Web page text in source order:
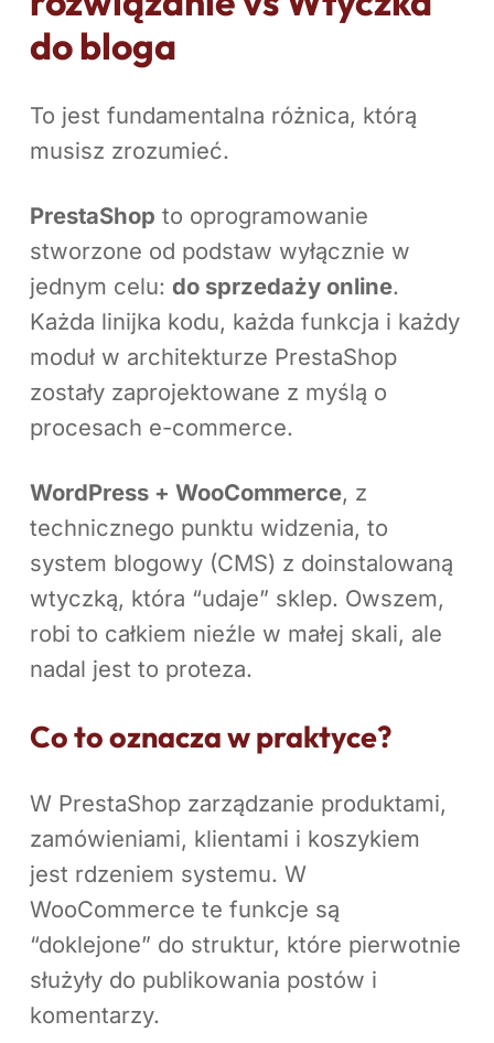
do bloga
To jest fundamentalna różnica, którą
musisz zrozumieć.
PrestaShop to oprogramowanie
stworzone od podstaw wyłącznie w
jednym celu: do sprzedaży online.
Każda linijka kodu, każda funkcja i każdy
moduł w architekturze PrestaShop
zostały zaprojektowane z myślą o
procesach e-commerce.
WordPress + WooCommerce, z
technicznego punktu widzenia, to
system blogowy (CMS) z doinstalowaną
wtyczką, która “udaje” sklep. Owszem,
robi to całkiem nieźle w małej skali, ale
nadal jest to proteza.
Co to oznacza w praktyce?
W PrestaShop zarządzanie produktami,
zamówieniami, klientami i koszykiem
jest rdzeniem systemu. W
WooCommerce te funkcje są
“doklejone” do struktur, które pierwotnie
służyły do publikowania postów i
komentarzy.